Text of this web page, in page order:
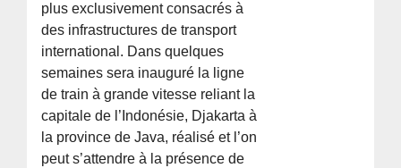
plus exclusivement consacrés à
des infrastructures de transport
international. Dans quelques
semaines sera inauguré la ligne
de train à grande vitesse reliant la
capitale de l’Indonésie, Djakarta à
la province de Java, réalisé et l’on
peut s’attendre à la présence de